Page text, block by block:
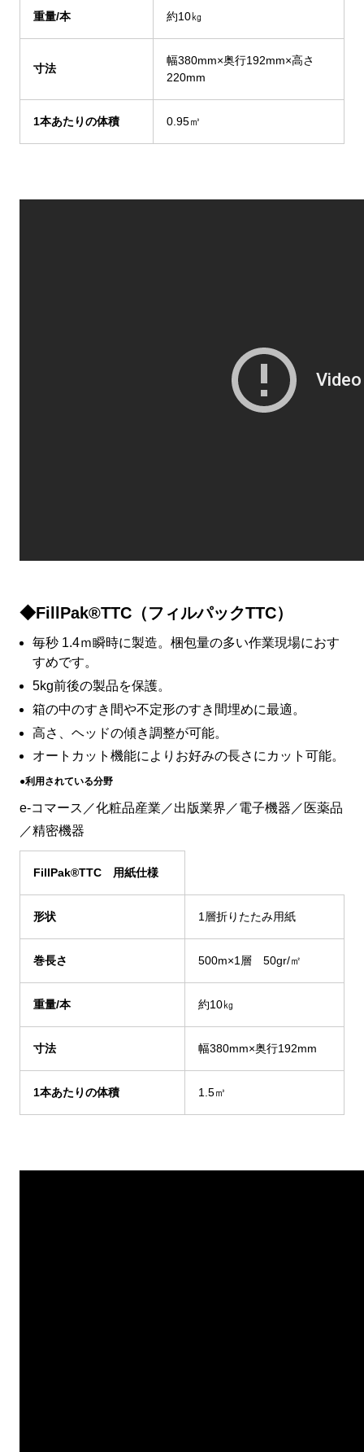
重量/本 約10㎏
寸法
幅380mm×奥行192mm×高さ
220mm
1本あたりの体積 0.95㎥
◆FillPak®TTC（フィルパックTTC）
毎秒 1.4ｍ瞬時に製造。梱包量の多い作業現場におす
すめです。
5kg前後の製品を保護。
箱の中のすき間や不定形のすき間埋めに最適。
高さ、ヘッドの傾き調整が可能。
オートカット機能によりお好みの長さにカット可能。
●利用されている分野
e-コマース／化粧品産業／出版業界／電子機器／医薬品
／精密機器
FillPak®TTC 用紙仕様
形状 1層折りたたみ用紙
巻長さ 500m×1層 50gr/㎡
重量/本 約10㎏
寸法 幅380mm×奥行192mm
1本あたりの体積 1.5㎥